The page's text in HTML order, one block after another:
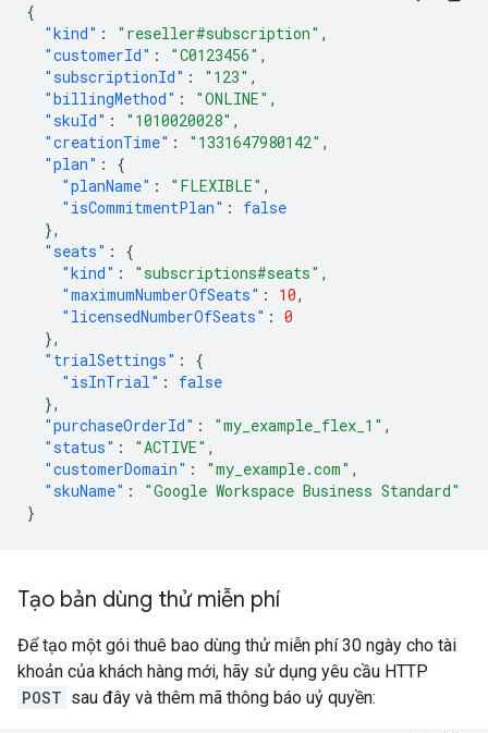
{
"kind" : "reseller#subscription" ,
"customerId" : "C0123456" ,
"subscriptionId" : "123" ,
"billingMethod" : "ONLINE" ,
"skuId" : "1010020028" ,
"creationTime" : "1331647980142" ,
"plan" :
{
"planName" : "FLEXIBLE" ,
"isCommitmentPlan" :
false
},
"seats" :
{
"kind" : "subscriptions#seats" ,
"maximumNumberOfSeats" : 10,
"licensedNumberOfSeats" : 0
},
"trialSettings" :
{
"isInTrial" :
false
},
"purchaseOrderId" : "my_example_flex_1" ,
"status" : "ACTIVE" ,
"customerDomain" : "my_example.com" ,
"skuName" :
"Google Workspace Business Standard"
}
Tạo bản dùng thử miễn phí
Để tạo một gói thuê bao dùng thử miễn phí 30 ngày cho tài
khoản của khách hàng mới, hãy sử dụng yêu cầu HTTP
POST sau đây và thêm mã thông báo uỷ quyền: